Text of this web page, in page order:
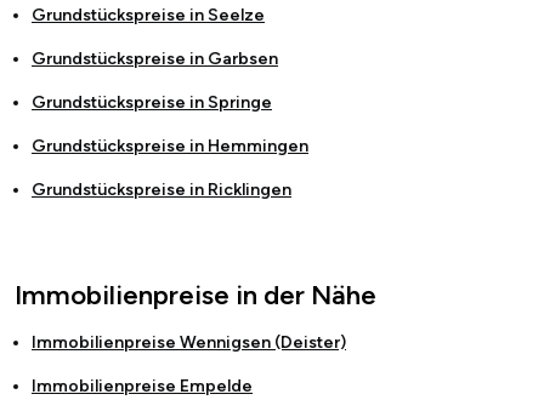
Grundstückspreise in Seelze
Grundstückspreise in Garbsen
Grundstückspreise in Springe
Grundstückspreise in Hemmingen
Grundstückspreise in Ricklingen
Immobilienpreise in der Nähe
Immobilienpreise Wennigsen (Deister)
Immobilienpreise Empelde